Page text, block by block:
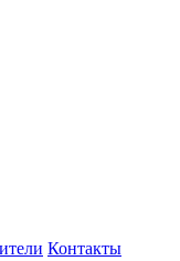
Контакты